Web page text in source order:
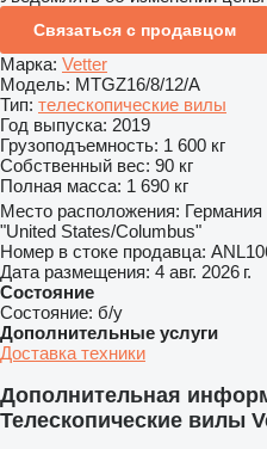
Связаться с продавцом
Марка: Vetter
Модель: MTGZ16/8/12/A
Тип: телескопические вилы
Год выпуска: 2019
Грузоподъемность: 1 600 кг
Собственный вес: 90 кг
Полная масса: 1 690 кг
Место расположения: Германия
"United States/Columbus"
Номер в стоке продавца:
Дата размещения: 4 авг. 2026 г.
Состояние
Состояние: б/у
Дополнительные услуги
Доставка техники
Дополнительная
Телескопические вилы